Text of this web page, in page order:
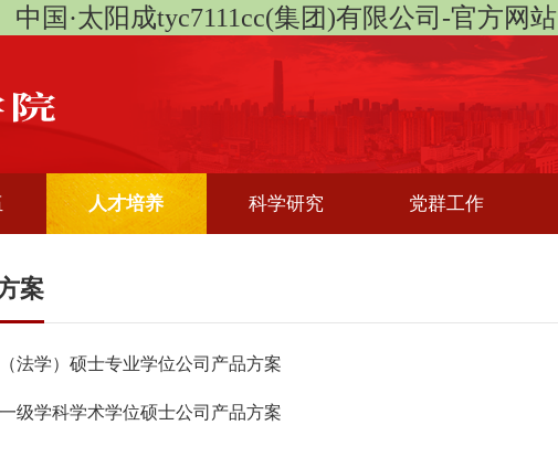
中国·太阳成tyc7111cc(集团)有限公司-官方网站
人才培养 科学研究 党群工作
案
法学）硕士专业学位公司产品方案
级学科学术学位硕士公司产品方案